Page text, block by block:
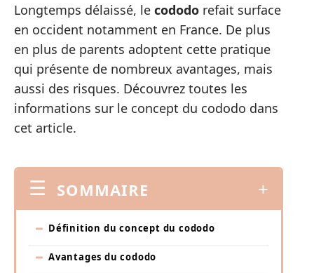
Longtemps délaissé, le cododo refait surface
en occident notamment en France. De plus
en plus de parents adoptent cette pratique
qui présente de nombreux avantages, mais
aussi des risques. Découvrez toutes les
informations sur le concept du cododo dans
cet article.
SOMMAIRE
Définition du concept du cododo
Avantages du cododo